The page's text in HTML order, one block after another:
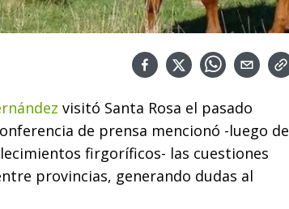
visitó Santa Rosa el pasado
de prensa mencionó -luego de
firgoríficos- las cuestiones
provincias, generando dudas al